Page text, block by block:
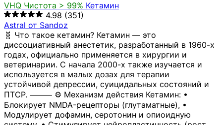
VHQ Чистота > 99% Кетамин
4.98 (351)
Astral от Sandoz
🧬 Что такое кетамин? Кетамин — это
диссоциативный анестетик, разработанный в 1960-х
годах, официально применяется в хирургии и
ветеринарии. С начала 2000-х также изучается и
используется в малых дозах для терапии
устойчивой депрессии, суицидальных состояний и
ПТСР. ⸻ ⚙️ Механизм действия Кетамин: •
Блокирует NMDA-рецепторы (глутаматные), •
Модулирует дофамин, серотонин и опиоидную